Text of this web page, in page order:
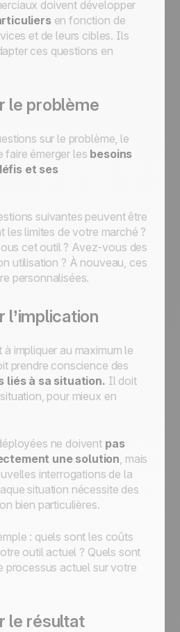
doivent développer
en fonction de
et de leurs cibles. Ils
ces questions en
le problème
sur le problème, le
faire émerger les besoins
et ses
suivantes peuvent être
les limites de votre marché ?
cet outil ? Avez-vous des
utilisation ? À nouveau, ces
personnalisées.
l’implication
impliquer au maximum le
prendre conscience des
liés à sa situation. Il doit
pour mieux en
ne doivent pas
une solution, mais
interrogations de la
situation nécessite des
bien particulières.
: quels sont les coûts
outil actuel ? Quels sont
processus actuel sur votre
le résultat